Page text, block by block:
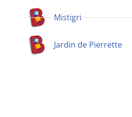
Mistigri
Jardin de Pierrette